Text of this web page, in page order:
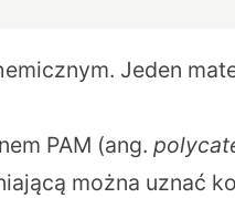
Jeden
PAM (ang.
można uznać